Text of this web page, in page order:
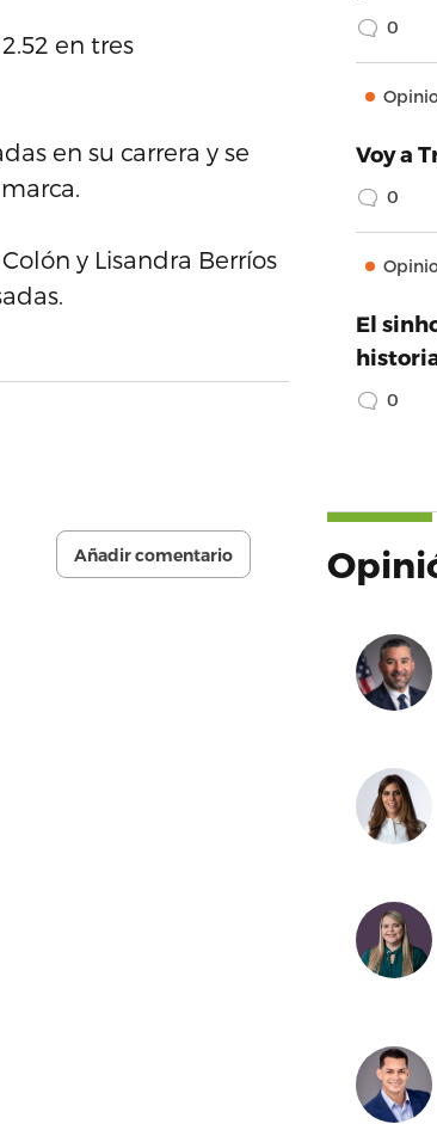
en tres
en su carrera y se
y Lisandra Berríos
Añadir comentario
0
Voy a
0
El
0